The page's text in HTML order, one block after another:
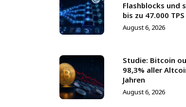
Flashblocks und
bis zu 47.000 TPS
August 6, 2026
Studie: Bitcoin
98,3% aller
Jahren
August 6, 2026